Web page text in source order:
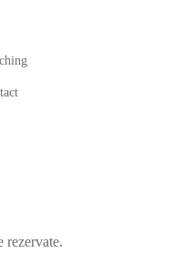
rezervate.